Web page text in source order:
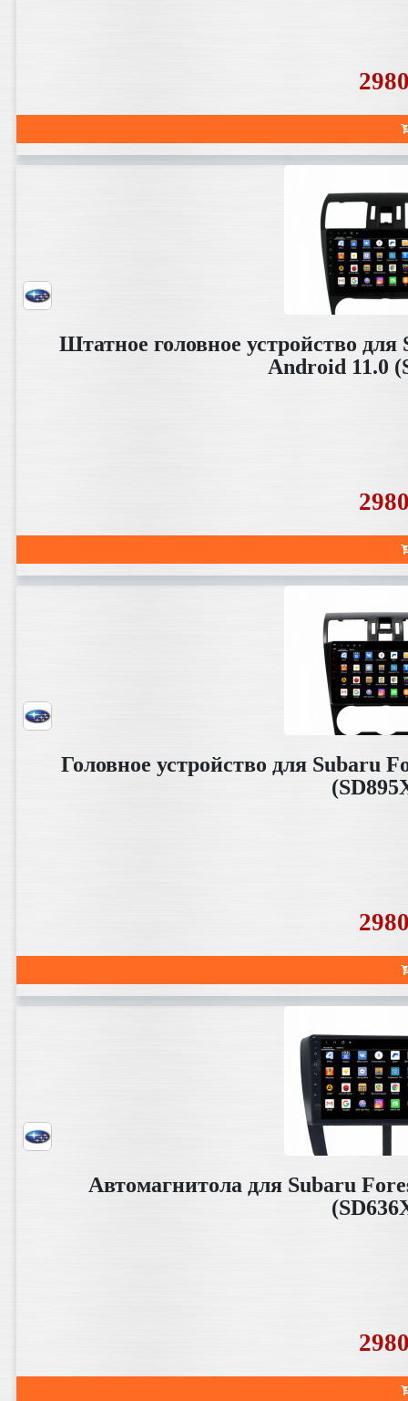
Штатное головное устройство
Android 11.0
Головное устройство для Subaru
Автомагнитола для Subaru